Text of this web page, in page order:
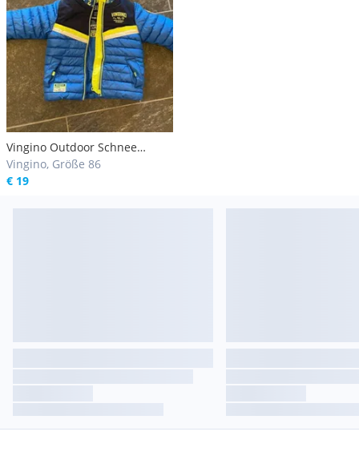
Vingino Outdoor Schnee
Matschjacke Daunenjacke 80
86
Vingino, Größe 86
€ 19